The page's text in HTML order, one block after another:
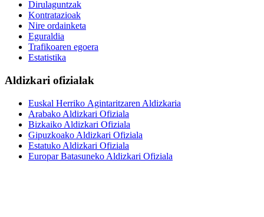
Dirulaguntzak
Kontratazioak
Nire ordainketa
Eguraldia
Trafikoaren egoera
Estatistika
Aldizkari ofizialak
Euskal Herriko Agintaritzaren Aldizkaria
Arabako Aldizkari Ofiziala
Bizkaiko Aldizkari Ofiziala
Gipuzkoako Aldizkari Ofiziala
Estatuko Aldizkari Ofiziala
Europar Batasuneko Aldizkari Ofiziala